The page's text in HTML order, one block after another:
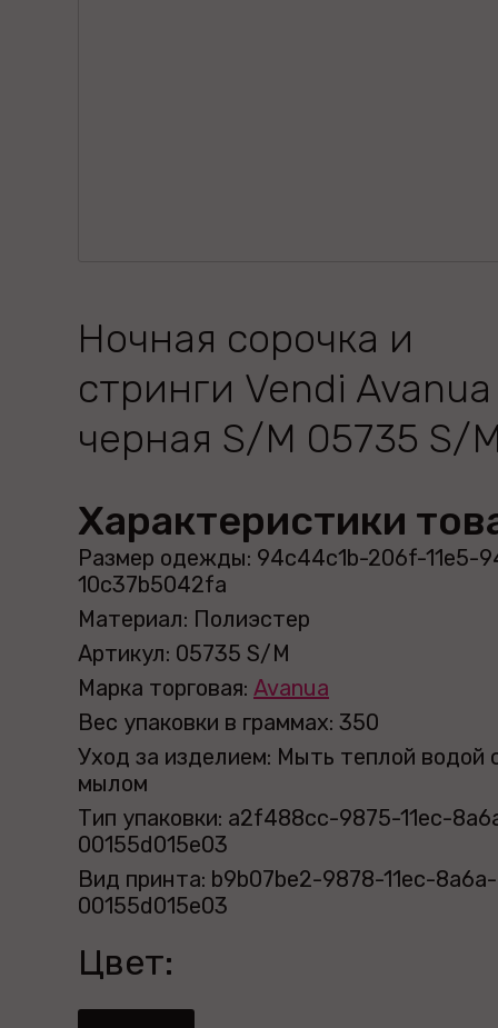
Ночная сорочка и
стринги Vendi Avanua
черная S/M 05735 S/
Характеристики
Размер одежды: 94c44c1b-206f-11e5-
10c37b5042fa
Материал: Полиэстер
Артикул: 05735 S/M
Марка торговая: Avanua
Вес упаковки в граммах: 350
Уход за изделием: Мыть теплой водой
мылом
Тип упаковки: a2f488cc-9875-11ec-
00155d015e03
Вид принта: b9b07be2-9878-11ec-8a6a-
00155d015e03
Цвет: